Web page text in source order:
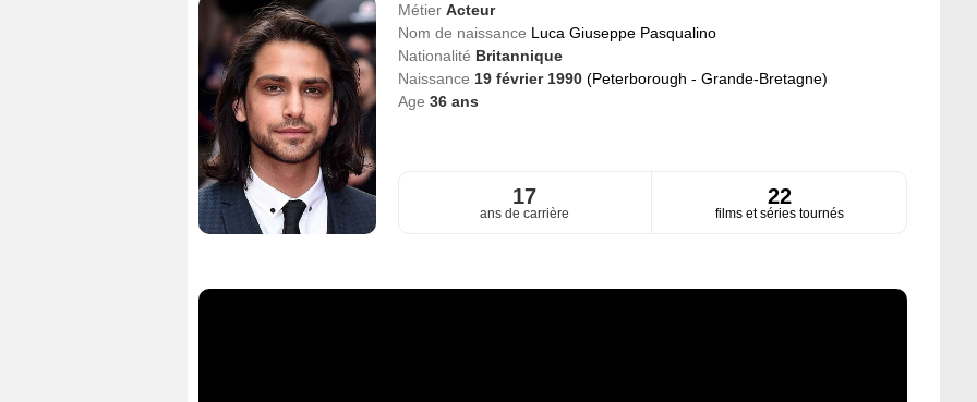
Métier Acteur
Nom de naissance Luca Giuseppe Pasqualino
Nationalité Britannique
Naissance 19 février 1990 (Peterborough - Grande-Bretagne)
Age 36ans
17
ans de carrière
22
films et séries tournés